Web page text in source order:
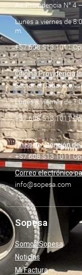
Av. Providencia N° 4
Lunes a viernes de
m.
+57 608 513 1011
Oficina Providencia
Sector el Caballete,
Lunes a viernes de
+57 608 513 1011
Línea de atención de
+57 608 513 1011
Correo electrónico
info@sopesa.com
Sopesa
Somos Sopesa
Noticias
Mi Factura